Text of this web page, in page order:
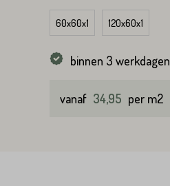
60x60x1 120x60x1
binnen 3 werkdagen
vanaf 34,95 per m2